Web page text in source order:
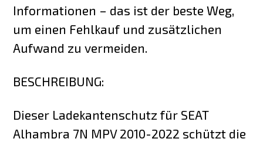
Informationen – das ist der beste Weg,
um einen Fehlkauf und zusätzlichen
Aufwand zu vermeiden.
BESCHREIBUNG:
Dieser Ladekantenschutz für SEAT
Alhambra 7N MPV 2010-2022 schützt die